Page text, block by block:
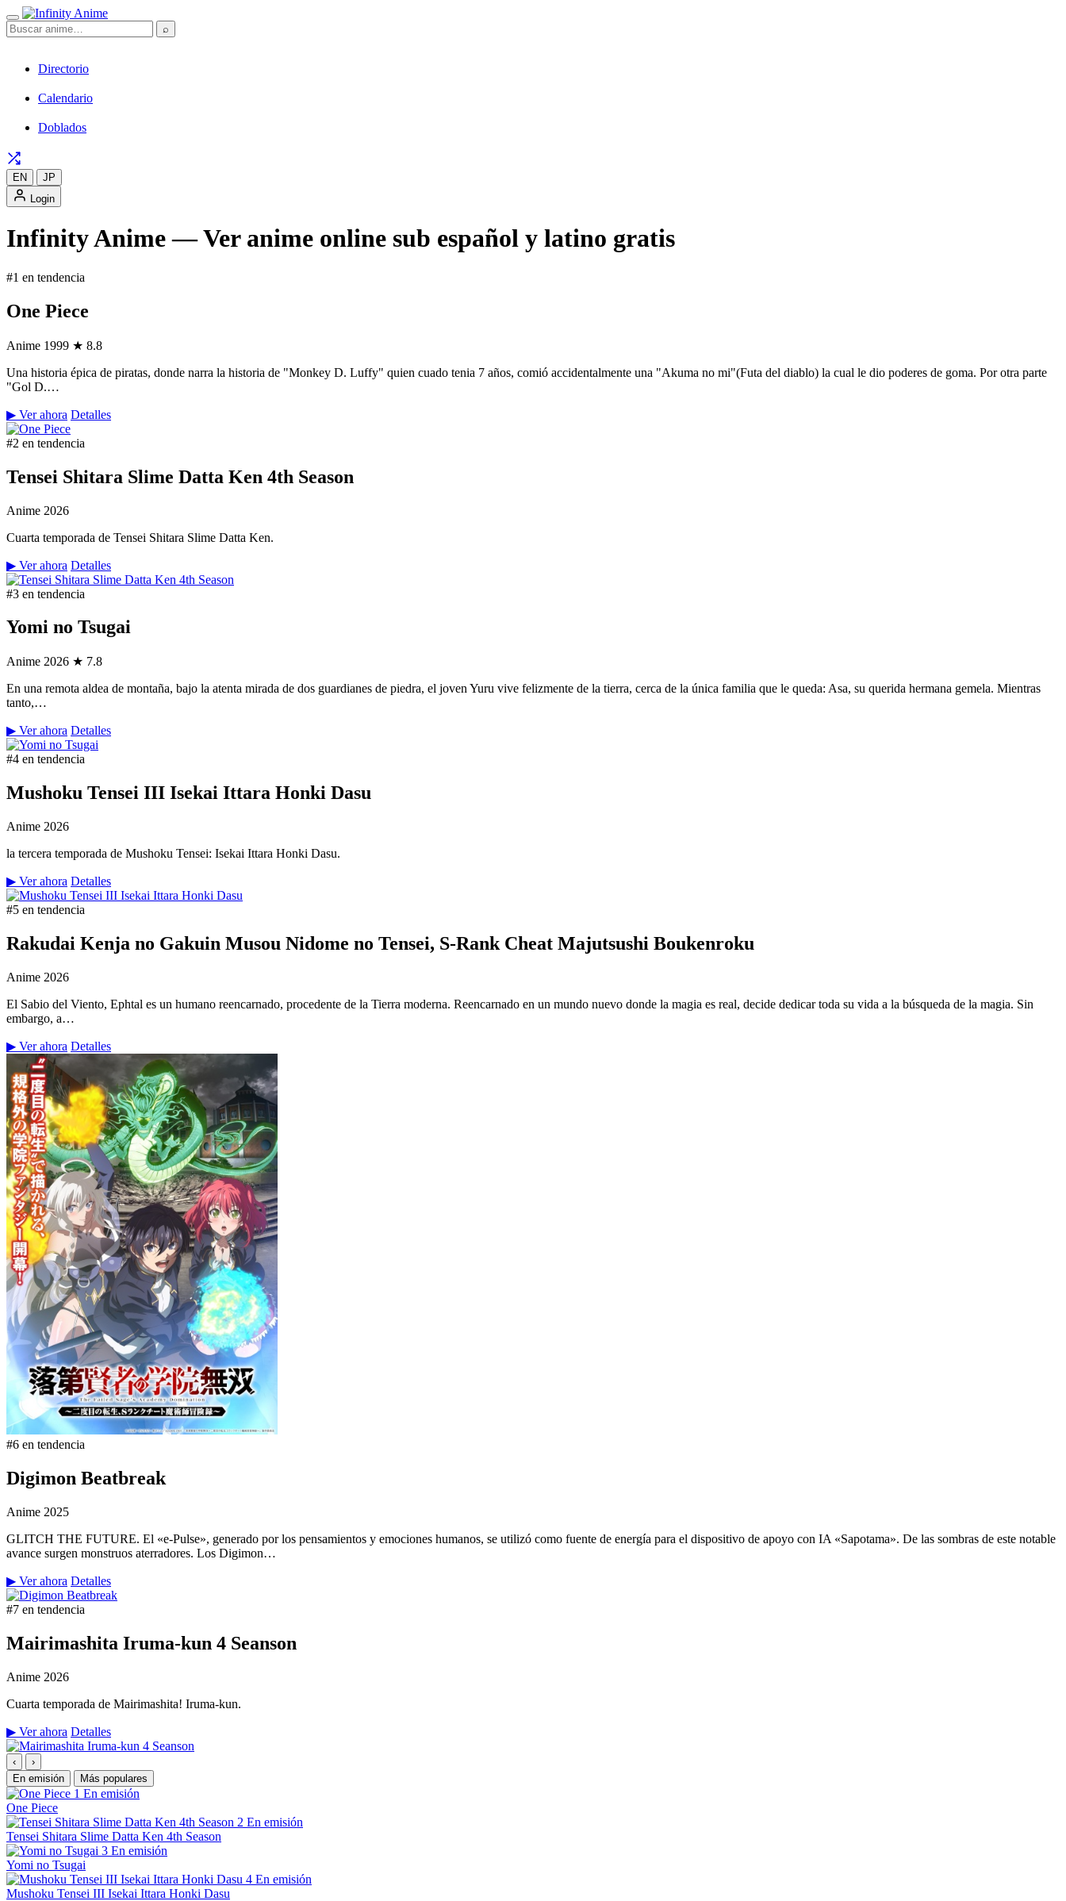
⌕
Directorio
Calendario
Doblados
EN
JP
Login
Infinity Anime — Ver anime online sub español y latino gratis
#1 en tendencia
One Piece
Anime 1999 ★ 8.8
Una historia épica de piratas, donde narra la historia de "Monkey D. Luffy" quien cuado tenia 7 años, comió accidentalmente una "Akuma no mi"(Futa del diablo) la cual le dio poderes de goma. Por otra parte
"Gol D.…
▶ Ver ahora Detalles
#2 en tendencia
Tensei Shitara Slime Datta Ken 4th Season
Anime 2026
Cuarta temporada de Tensei Shitara Slime Datta Ken.
▶ Ver ahora Detalles
#3 en tendencia
Yomi no Tsugai
Anime 2026 ★ 7.8
En una remota aldea de montaña, bajo la atenta mirada de dos guardianes de piedra, el joven Yuru vive felizmente de la tierra, cerca de la única familia que le queda: Asa, su querida hermana gemela. Mientras
tanto,…
▶ Ver ahora Detalles
#4 en tendencia
Mushoku Tensei III Isekai Ittara Honki Dasu
Anime 2026
la tercera temporada de Mushoku Tensei: Isekai Ittara Honki Dasu.
▶ Ver ahora Detalles
#5 en tendencia
Rakudai Kenja no Gakuin Musou Nidome no Tensei, S-Rank Cheat Majutsushi Boukenroku
Anime 2026
El Sabio del Viento, Ephtal es un humano reencarnado, procedente de la Tierra moderna. Reencarnado en un mundo nuevo donde la magia es real, decide dedicar toda su vida a la búsqueda de la magia. Sin
embargo, a…
▶ Ver ahora Detalles
#6 en tendencia
Digimon Beatbreak
Anime 2025
GLITCH THE FUTURE. El «e-Pulse», generado por los pensamientos y emociones humanos, se utilizó como fuente de energía para el dispositivo de apoyo con IA «Sapotama». De las sombras de este notable
avance surgen monstruos aterradores. Los Digimon…
▶ Ver ahora Detalles
#7 en tendencia
Mairimashita Iruma-kun 4 Seanson
Anime 2026
Cuarta temporada de Mairimashita! Iruma-kun.
▶ Ver ahora Detalles
‹
›
En emisión
Más populares
1 En emisión
One Piece
2 En emisión
Tensei Shitara Slime Datta Ken 4th Season
3 En emisión
Yomi no Tsugai
4 En emisión
Mushoku Tensei III Isekai Ittara Honki Dasu